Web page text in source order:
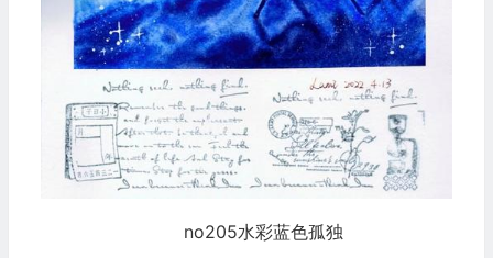
no205水彩蓝色孤独